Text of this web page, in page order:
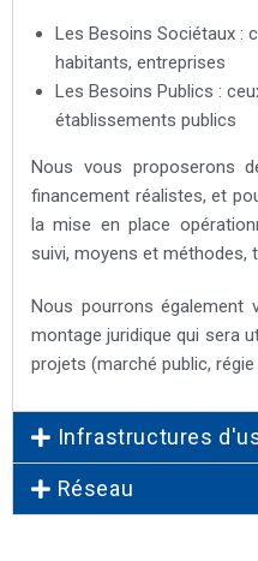
Les Besoins Sociétaux :
habitants, entreprises
Les Besoins Publics :
établissements publics
Nous vous proposerons
financement réalistes, et
la mise en place
suivi, moyens et méthodes,
Nous pourrons également
montage juridique qui sera
projets (marché public, régie
Infrastructures
Réseau